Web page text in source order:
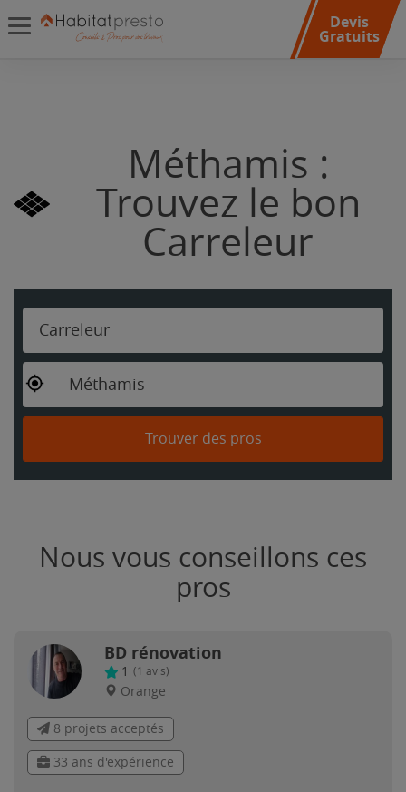
Devis
Gratuits
Méthamis :
Trouvez le bon
Carreleur
Carreleur
Méthamis
Trouver des pros
Nous vous conseillons ces
pros
BD rénovation
1 (1 avis)
Orange
8 projets acceptés
33 ans d'expérience